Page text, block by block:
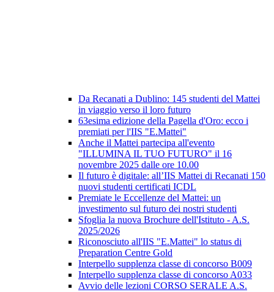
Da Recanati a Dublino: 145 studenti del Mattei
in viaggio verso il loro futuro
63esima edizione della Pagella d'Oro: ecco i
premiati per l'IIS "E.Mattei"
Anche il Mattei partecipa all'evento
"ILLUMINA IL TUO FUTURO" il 16
novembre 2025 dalle ore 10.00
Il futuro è digitale: all’IIS Mattei di Recanati 150
nuovi studenti certificati ICDL
Premiate le Eccellenze del Mattei: un
investimento sul futuro dei nostri studenti
Sfoglia la nuova Brochure dell'Istituto - A.S.
2025/2026
Riconosciuto all'IIS "E.Mattei" lo status di
Preparation Centre Gold
Interpello supplenza classe di concorso B009
Interpello supplenza classe di concorso A033
Avvio delle lezioni CORSO SERALE A.S.